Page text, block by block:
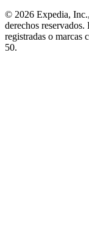
© 2026 Expedia,
derechos
registradas o marcas
50.